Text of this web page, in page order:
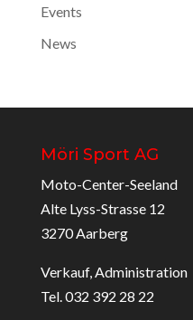
Events
News
Möri Sport AG
Moto-Center-Seeland
Alte Lyss-Strasse 12
3270 Aarberg
Verkauf, Administration
Tel. 032 392 28 22